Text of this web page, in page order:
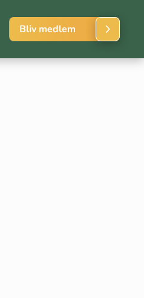
Bliv medlem